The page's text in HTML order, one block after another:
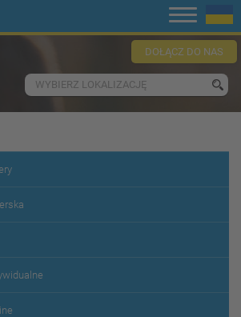
DOŁĄCZ DO NAS
WYBIERZ LOKALIZACJĘ